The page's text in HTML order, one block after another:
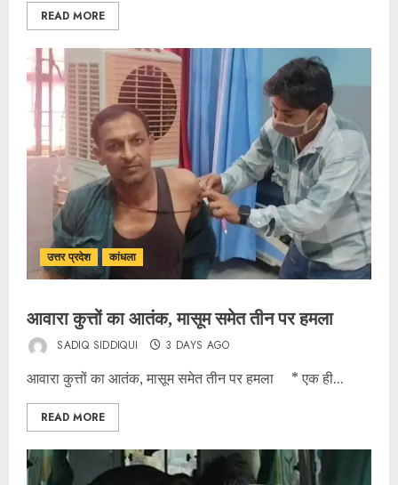
READ MORE
उत्तर प्रदेश कांधला
आवारा कुत्तों का आतंक, मासूम समेत तीन पर हमला
SADIQ SIDDIQUI 3 DAYS AGO
आवारा कुत्तों का आतंक, मासूम समेत तीन पर हमला * एक ही...
READ MORE